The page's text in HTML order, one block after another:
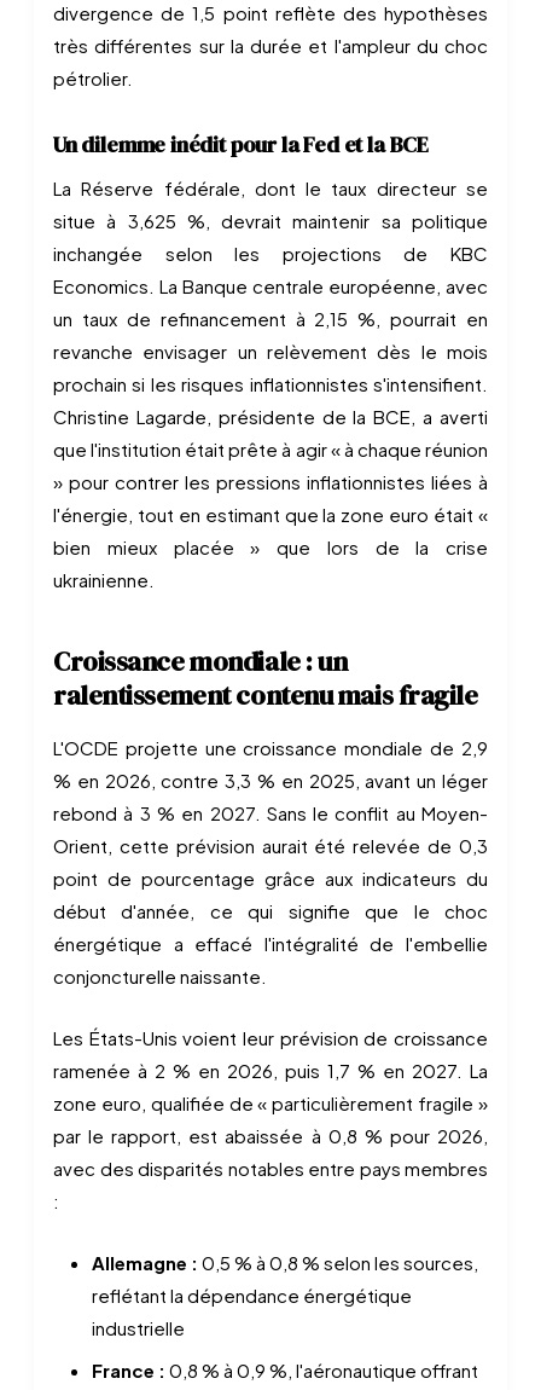
divergence de 1,5 point reflète des hypothèses
très différentes sur la durée et l'ampleur du choc
pétrolier.
Un dilemme inédit pour la Fed et la BCE
La Réserve fédérale, dont le taux directeur se
situe à 3,625 %, devrait maintenir sa politique
inchangée selon les projections de KBC
Economics. La Banque centrale européenne, avec
un taux de refinancement à 2,15 %, pourrait en
revanche envisager un relèvement dès le mois
prochain si les risques inflationnistes s'intensifient.
Christine Lagarde, présidente de la BCE, a averti
que l'institution était prête à agir « à chaque réunion
» pour contrer les pressions inflationnistes liées à
l'énergie, tout en estimant que la zone euro était «
bien mieux placée » que lors de la crise
ukrainienne.
Croissance mondiale : un
ralentissement contenu mais fragile
L'OCDE projette une croissance mondiale de 2,9
% en 2026, contre 3,3 % en 2025, avant un léger
rebond à 3 % en 2027. Sans le conflit au Moyen-
Orient, cette prévision aurait été relevée de 0,3
point de pourcentage grâce aux indicateurs du
début d'année, ce qui signifie que le choc
énergétique a effacé l'intégralité de l'embellie
conjoncturelle naissante.
Les États-Unis voient leur prévision de croissance
ramenée à 2 % en 2026, puis 1,7 % en 2027. La
zone euro, qualifiée de « particulièrement fragile »
par le rapport, est abaissée à 0,8 % pour 2026,
avec des disparités notables entre pays membres
:
Allemagne : 0,5 % à 0,8 % selon les sources,
reflétant la dépendance énergétique
industrielle
France : 0,8 % à 0,9 %, l'aéronautique offrant